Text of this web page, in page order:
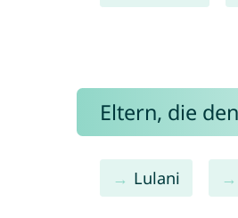
Eltern, die
Lulani